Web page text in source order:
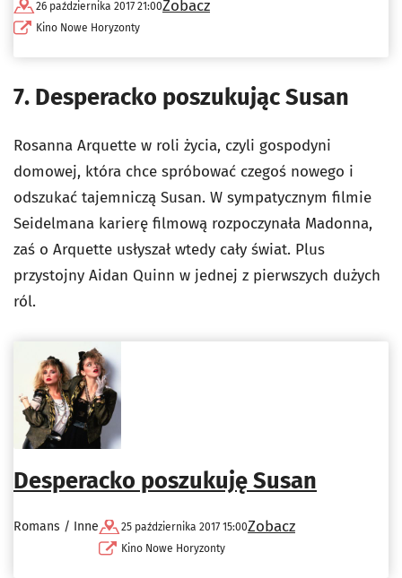
26 października 2017 21:00
Kino Nowe Horyzonty
Zobacz
7. Desperacko poszukując Susan
Rosanna Arquette w roli życia, czyli gospodyni
domowej, która chce spróbować czegoś nowego i
odszukać tajemniczą Susan. W sympatycznym filmie
Seidelmana karierę filmową rozpoczynała Madonna,
zaś o Arquette usłyszał wtedy cały świat. Plus
przystojny Aidan Quinn w jednej z pierwszych dużych
ról.
Desperacko poszukuję Susan
Romans / Inne
25 października 2017 15:00
Kino Nowe Horyzonty
Zobacz